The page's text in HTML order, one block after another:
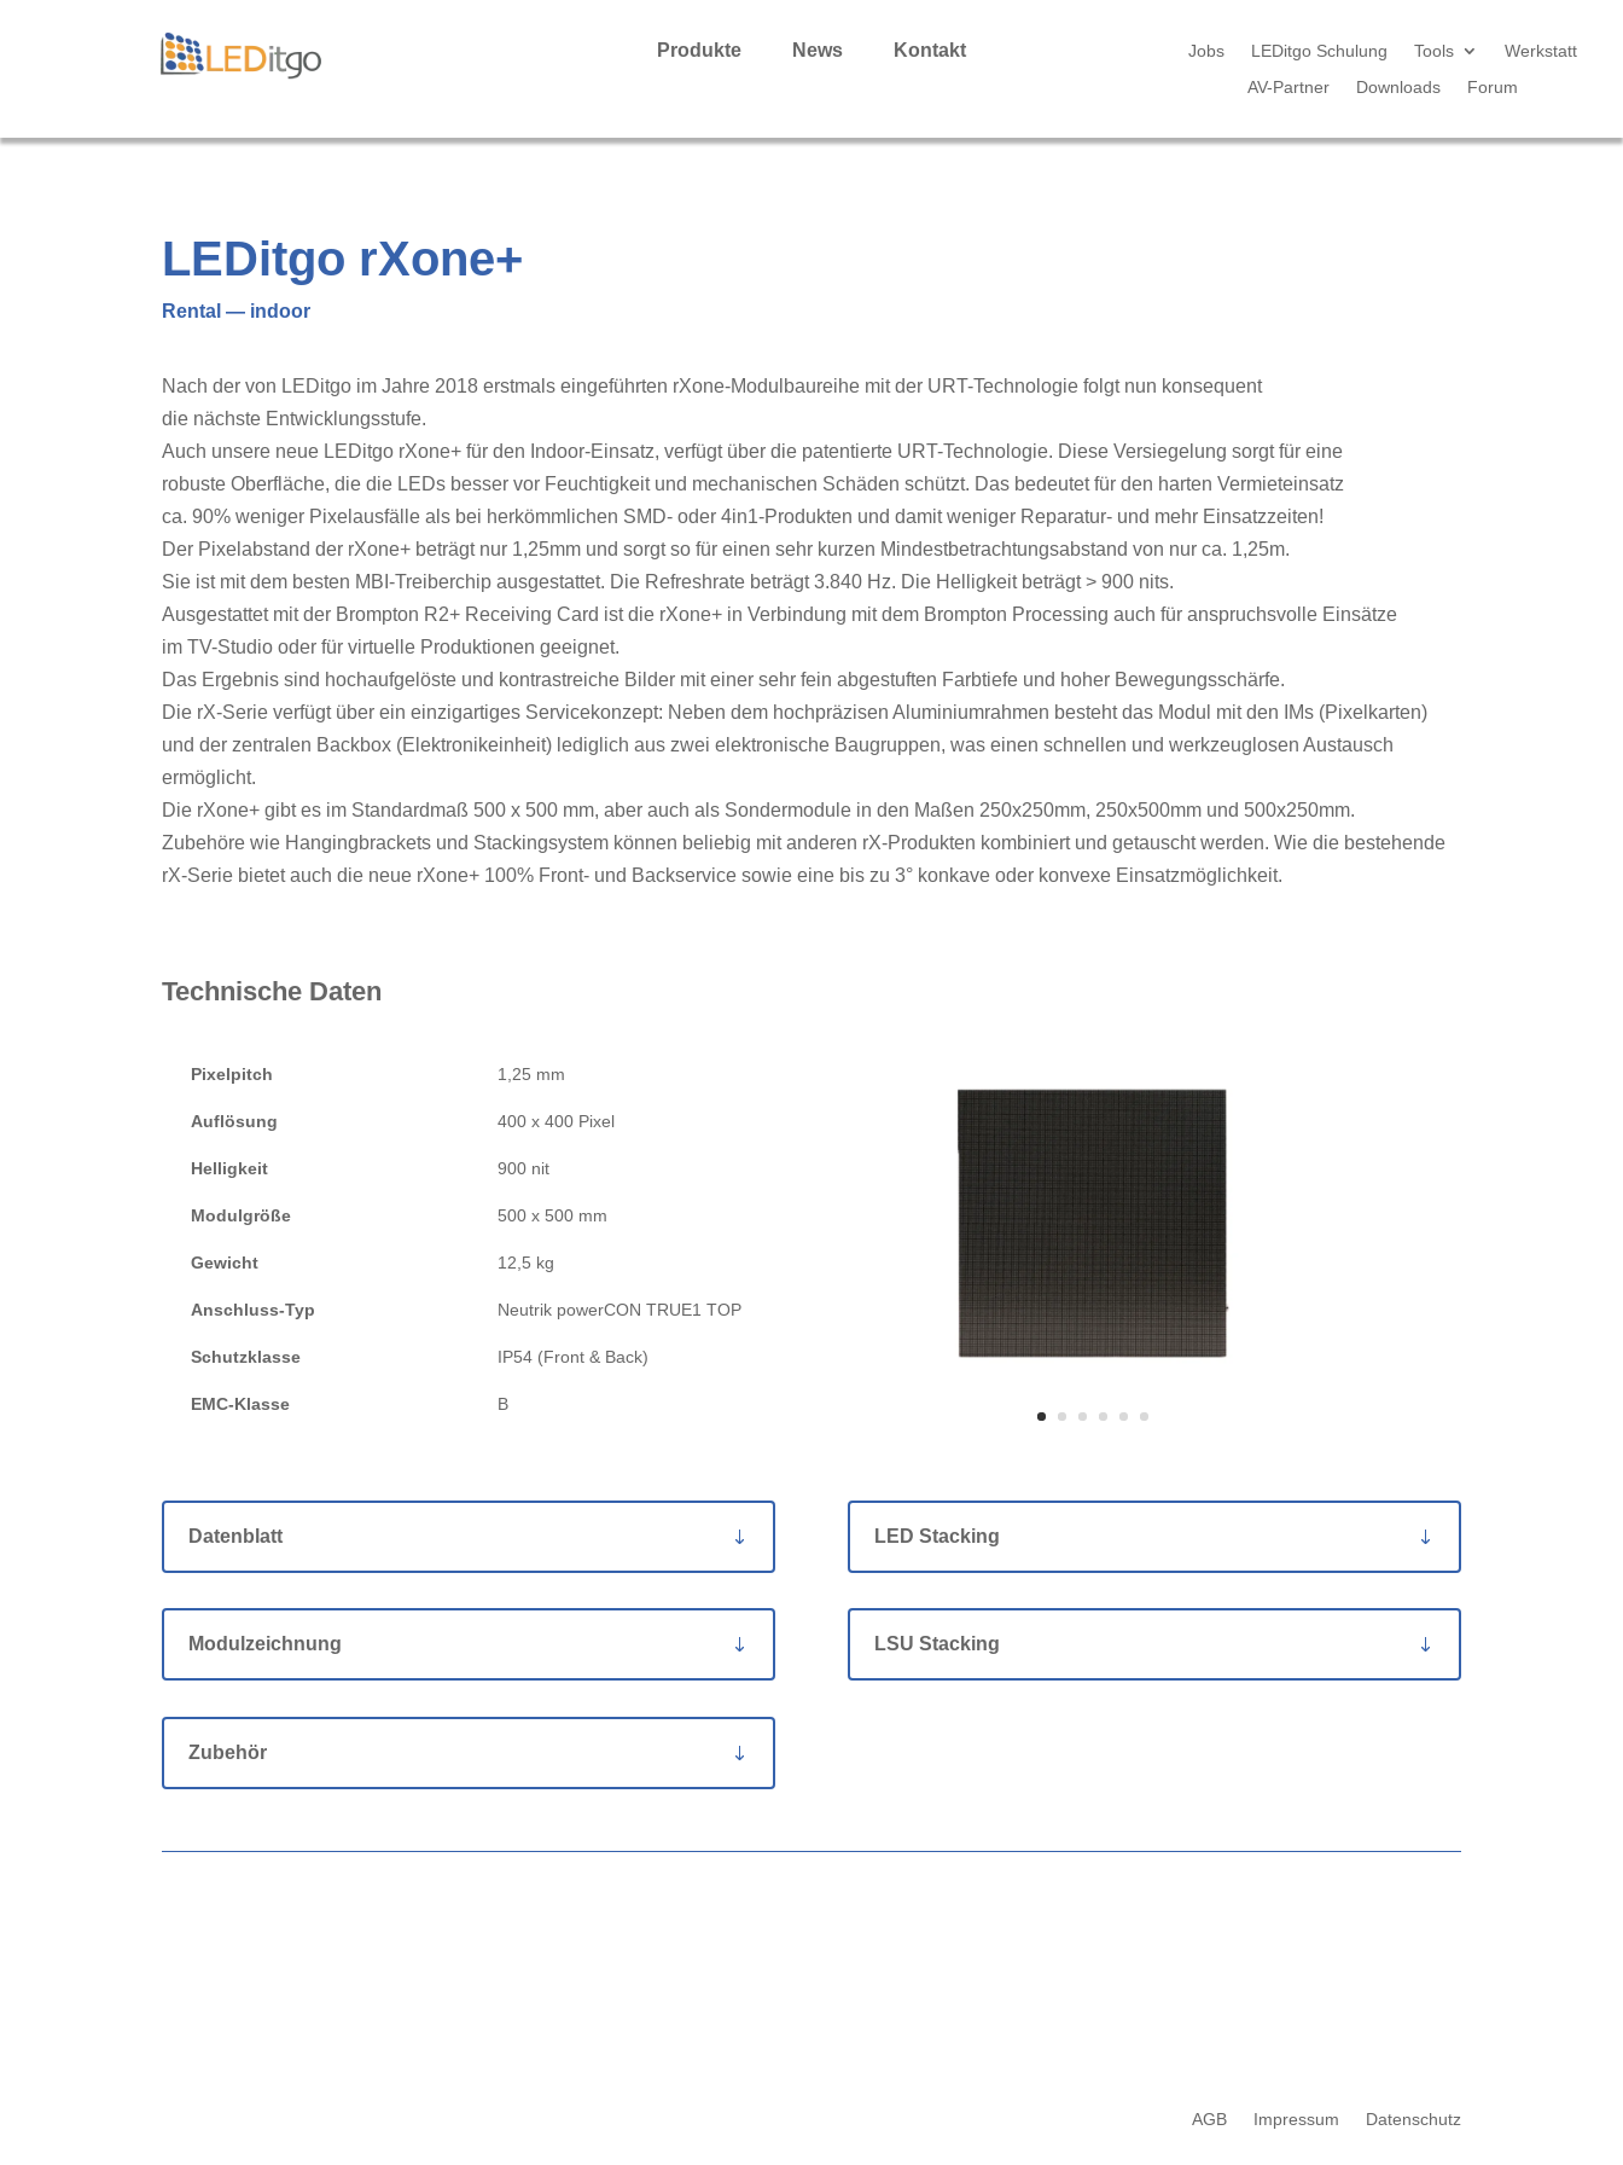
Produkte News Kontakt Jobs LEDitgo Schulung Tools
Werkstatt
AV-Partner
Downloads Forum
LEDitgo rXone+
Rental — indoor
Nach der von LEDitgo im Jahre 2018 erstmals eingeführten rXone-Modulbaureihe mit der URT-Technologie folgt nun konsequent
die nächste Entwicklungsstufe.
Auch unsere neue LEDitgo rXone+ für den Indoor-Einsatz, verfügt über die patentierte URT-Technologie. Diese Versiegelung sorgt für eine
robuste Oberfläche, die die LEDs besser vor Feuchtigkeit und mechanischen Schäden schützt. Das bedeutet für den harten Vermieteinsatz
ca. 90% weniger Pixelausfälle als bei herkömmlichen SMD- oder 4in1-Produkten und damit weniger Reparatur- und mehr Einsatzzeiten!
Der Pixelabstand der rXone+ beträgt nur 1,25mm und sorgt so für einen sehr kurzen Mindestbetrachtungsabstand von nur ca. 1,25m.
Sie ist mit dem besten MBI-Treiberchip ausgestattet. Die Refreshrate beträgt 3.840 Hz. Die Helligkeit beträgt > 900 nits.
Ausgestattet mit der Brompton R2+ Receiving Card ist die rXone+ in Verbindung mit dem Brompton Processing auch für anspruchsvolle Einsätze
im TV-Studio oder für virtuelle Produktionen geeignet.
Das Ergebnis sind hochaufgelöste und kontrastreiche Bilder mit einer sehr fein abgestuften Farbtiefe und hoher Bewegungsschärfe.
Die rX-Serie verfügt über ein einzigartiges Servicekonzept: Neben dem hochpräzisen Aluminiumrahmen besteht das Modul mit den IMs (Pixelkarten)
und der zentralen Backbox (Elektronikeinheit) lediglich aus zwei elektronische Baugruppen, was einen schnellen und werkzeuglosen Austausch
ermöglicht.
Die rXone+ gibt es im Standardmaß 500 x 500 mm, aber auch als Sondermodule in den Maßen 250x250mm, 250x500mm und 500x250mm.
Zubehöre wie Hangingbrackets und Stackingsystem können beliebig mit anderen rX-Produkten kombiniert und getauscht werden. Wie die bestehende
rX-Serie bietet auch die neue rXone+ 100% Front- und Backservice sowie eine bis zu 3° konkave oder konvexe Einsatzmöglichkeit.
Technische Daten
Pixelpitch 1,25 mm
Auflösung 400 x 400 Pixel
Helligkeit 900 nit
Modulgröße 500 x 500 mm
Gewicht 12,5 kg
Anschluss-Typ Neutrik powerCON TRUE1 TOP
Schutzklasse IP54 (Front & Back)
EMC-Klasse B
Datenblatt
Modulzeichnung
Zubehör
LED Stacking
LSU Stacking
AGB Impressum Datenschutz